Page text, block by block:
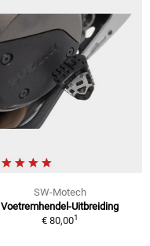
SW-Motech
Voetremhendel-Uitbreiding
€ 80,001